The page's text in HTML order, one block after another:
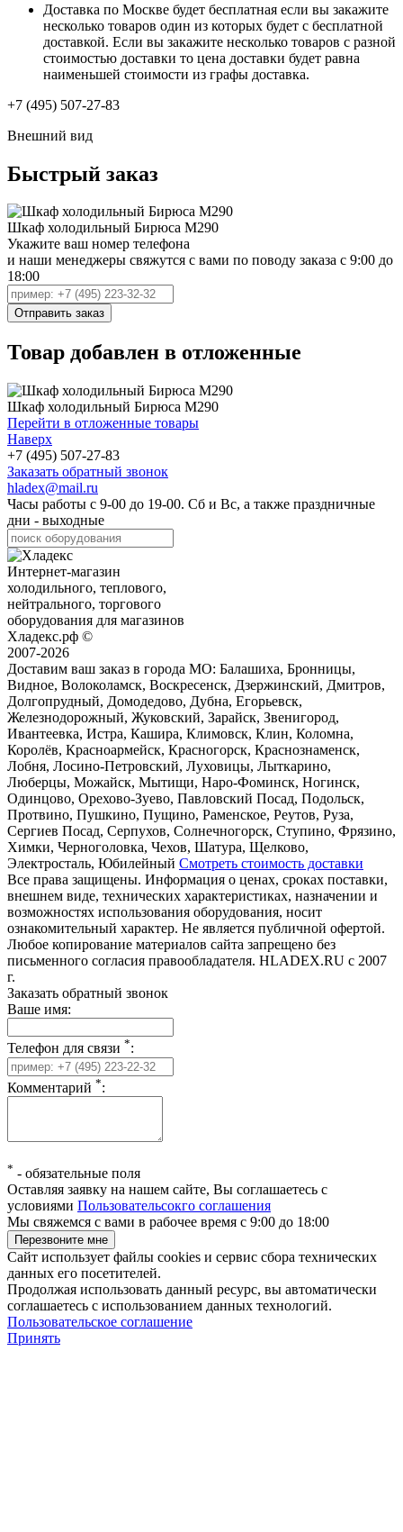
Доставка по Москве будет бесплатная если вы закажите
несколько товаров один из которых будет с бесплатной
доставкой. Если вы закажите несколько товаров с разной
стоимостью доставки то цена доставки будет равна
наименьшей стоимости из графы доставка.
+7 (495) 507-27-83
Внешний вид
Быстрый заказ
Шкаф холодильный Бирюса M290
Укажите ваш номер телефона
и наши менеджеры свяжутся с вами по поводу заказа с 9:00 до
18:00
Товар добавлен в отложенные
Шкаф холодильный Бирюса M290
Перейти в отложенные товары
Наверх
+7 (495) 507-27-83
Заказать обратный звонок
hladex@mail.ru
Часы работы с 9-00 до 19-00. Сб и Вс, а также праздничные
дни - выходные
Интернет-магазин
холодильного, теплового,
нейтрального, торгового
оборудования для магазинов
Хладекс.рф ©
2007-2026
Доставим ваш заказ в города МО: Балашиха, Бронницы,
Видное, Волоколамск, Воскресенск, Дзержинский, Дмитров,
Долгопрудный, Домодедово, Дубна, Егорьевск,
Железнодорожный, Жуковский, Зарайск, Звенигород,
Ивантеевка, Истра, Кашира, Климовск, Клин, Коломна,
Королёв, Красноармейск, Красногорск, Краснознаменск,
Лобня, Лосино-Петровский, Луховицы, Лыткарино,
Люберцы, Можайск, Мытищи, Наро-Фоминск, Ногинск,
Одинцово, Орехово-Зуево, Павловский Посад, Подольск,
Протвино, Пушкино, Пущино, Раменское, Реутов, Руза,
Сергиев Посад, Серпухов, Солнечногорск, Ступино, Фрязино,
Химки, Черноголовка, Чехов, Шатура, Щелково,
Электросталь, Юбилейный Смотреть стоимость доставки
Все права защищены. Информация о ценах, сроках поставки,
внешнем виде, технических характеристиках, назначении и
возможностях использования оборудования, носит
ознакомительный характер. Не является публичной офертой.
Любое копирование материалов сайта запрещено без
письменного согласия правообладателя. HLADEX.RU c 2007
г.
Заказать обратный звонок
Ваше имя:
Телефон для связи *:
Комментарий *:
* - обязательные поля
Оставляя заявку на нашем сайте, Вы соглашаетесь с
условиями Пользовательсокго соглашения
Мы свяжемся с вами в рабочее время с 9:00 до 18:00
Сайт использует файлы cookies и сервис сбора технических
данных его посетителей.
Продолжая использовать данный ресурс, вы автоматически
соглашаетесь с использованием данных технологий.
Пользовательское соглашение
Принять